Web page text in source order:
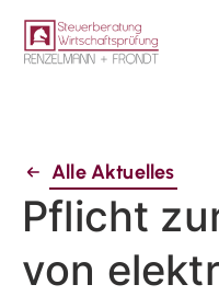
Alle Aktuelles
Pflicht
von